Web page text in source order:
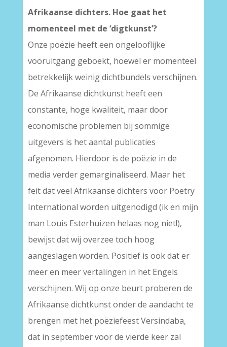
Afrikaanse dichters. Hoe gaat het
momenteel met de ‘digtkunst’?
Onze poëzie heeft een ongelooflijke
vooruitgang geboekt, hoewel er momenteel
betrekkelijk weinig dichtbundels verschijnen.
De Afrikaanse dichtkunst heeft een
constante, hoge kwaliteit, maar door
economische problemen bij sommige
uitgevers is het aantal publicaties
afgenomen. Hierdoor is de poëzie in de
media verder gemarginaliseerd. Maar het
feit dat veel Afrikaanse dichters voor Poetry
International worden uitgenodigd (ik en mijn
man Louis Esterhuizen helaas nog niet!),
bewijst dat wij overzee toch hoog
aangeslagen worden. Positief is ook dat er
meer en meer vertalingen in het Engels
verschijnen. Wij op onze beurt proberen de
Afrikaanse dichtkunst onder de aandacht te
brengen met het poëziefeest Versindaba,
dat in september voor de vierde keer zal